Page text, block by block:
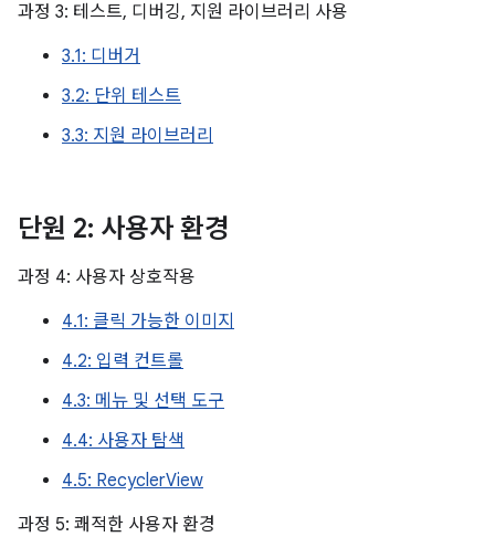
과정 3: 테스트, 디버깅, 지원 라이브러리 사용
3.1: 디버거
3.2: 단위 테스트
3.3: 지원 라이브러리
단원 2: 사용자 환경
과정 4: 사용자 상호작용
4.1: 클릭 가능한 이미지
4.2: 입력 컨트롤
4.3: 메뉴 및 선택 도구
4.4: 사용자 탐색
4.5: RecyclerView
과정 5: 쾌적한 사용자 환경